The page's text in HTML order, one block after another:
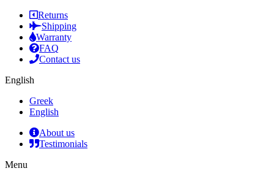
Returns
Shipping
Warranty
FAQ
Contact us
English
Greek
English
About us
Testimonials
Menu